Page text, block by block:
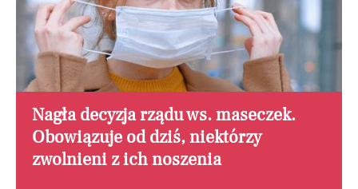
Nagła decyzja rządu ws. maseczek.
Obowiązuje od dziś, niektórzy
zwolnieni z ich noszenia